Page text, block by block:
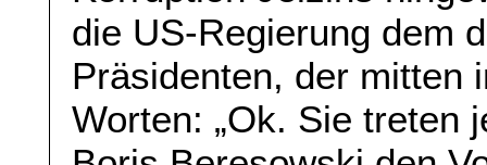
die US-Regierung dem
Präsidenten, der mitten
Worten: „Ok. Sie treten